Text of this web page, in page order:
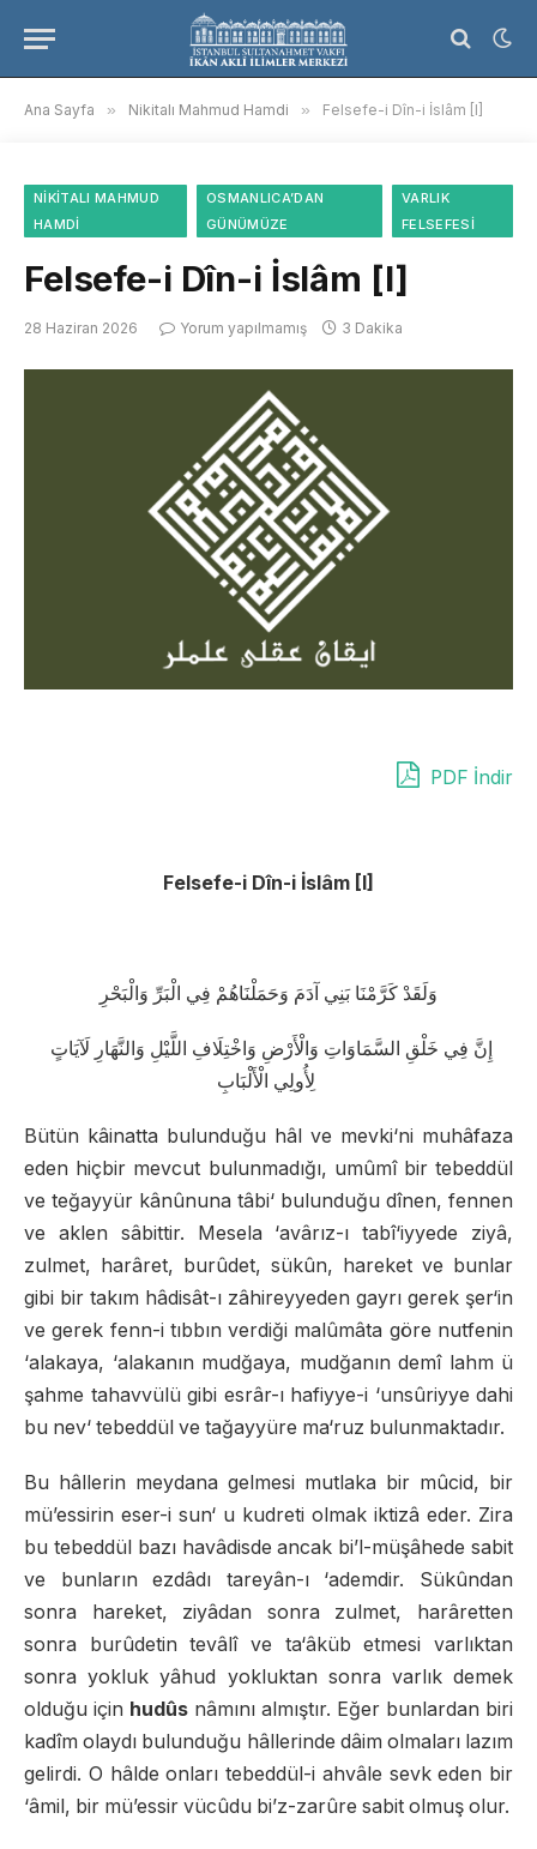
Ana Sayfa » Nikitalı Mahmud Hamdi » Felsefe-i Dîn-i İslâm [I]
NIKITALI MAHMUD
HAMDI
OSMANLICA’DAN
GÜNÜMÜZE
VARLIK
FELSEFESI
Felsefe-i Dîn-i İslâm [I]
28 Haziran 2026 Yorum yapılmamış 3 Dakika
PDF İndir
Felsefe-i Dîn-i İslâm [I]
وَلَقَدْ كَرَّمْنَا بَنِي آدَمَ وَحَمَلْنَاهُمْ فِي الْبَرِّ وَالْبَحْرِ
Bütün kâinatta bulunduğu hâl ve mevki‘ni muhâfaza
eden hiçbir mevcut bulunmadığı, umûmî bir tebeddül
ve teğayyür kânûnuna tâbi‘ bulunduğu dînen, fennen
ve aklen sâbittir. Mesela ‘avârız-ı tabî‘iyyede ziyâ,
zulmet, harâret, burûdet, sükûn, hareket ve bunlar
gibi bir takım hâdisât-ı zâhireyyeden gayrı gerek şer‘in
ve gerek fenn-i tıbbın verdiği malûmâta göre nutfenin
‘alakaya, ‘alakanın mudğaya, mudğanın demî lahm ü
şahme tahavvülü gibi esrâr-ı hafiyye-i ‘unsûriyye dahi
bu nev‘ tebeddül ve tağayyüre ma‘ruz bulunmaktadır.
Bu hâllerin meydana gelmesi mutlaka bir mûcid, bir
mü’essirin eser-i sun‘ u kudreti olmak iktizâ eder. Zira
bu tebeddül bazı havâdisde ancak bi’l-müşâhede sabit
ve bunların ezdâdı tareyân-ı ‘ademdir. Sükûndan
sonra hareket, ziyâdan sonra zulmet, harâretten
sonra burûdetin tevâlî ve ta‘âküb etmesi varlıktan
sonra yokluk yâhud yokluktan sonra varlık demek
olduğu için hudûs nâmını almıştır. Eğer bunlardan biri
kadîm olaydı bulunduğu hâllerinde dâim olmaları lazım
gelirdi. O hâlde onları tebeddül-i ahvâle sevk eden bir
‘âmil, bir mü’essir vücûdu bi’z-zarûre sabit olmuş olur.